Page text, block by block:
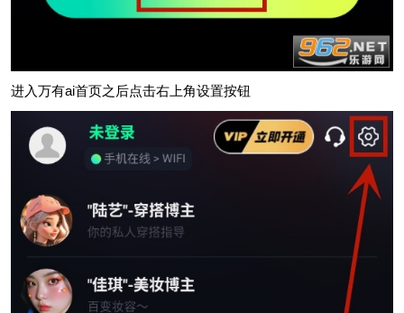
进入万有ai首页之后点击右上角设置按钮